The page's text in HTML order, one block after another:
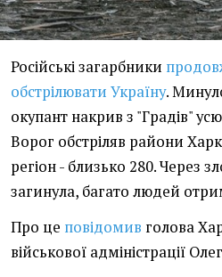
Російські загарбники
обстрілювати Україну.
окупант накрив з "Градів"
Ворог обстріляв райони
регіон - близько 280. Через
загинула, багато людей
Про це повідомив голова
військової адміністрації